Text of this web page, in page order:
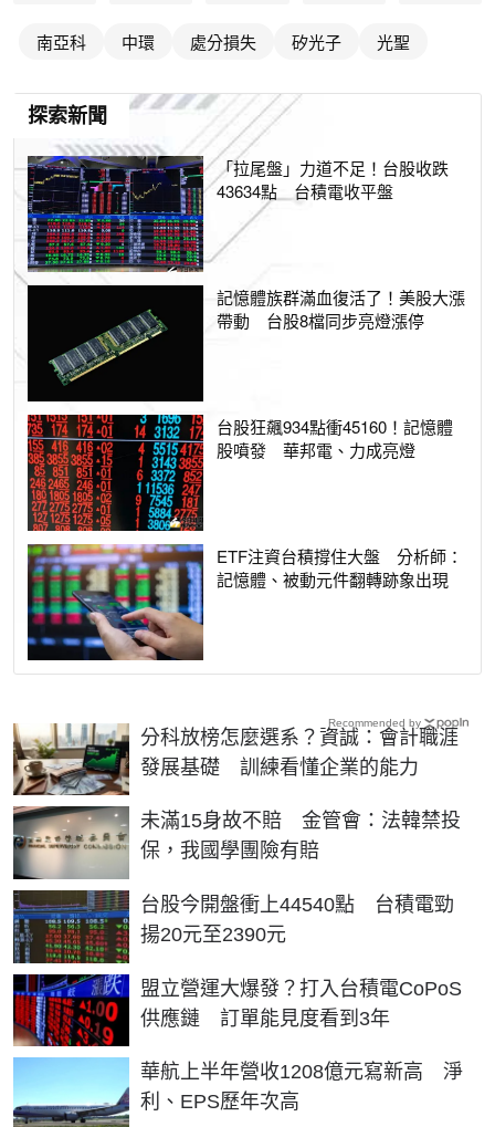
南亞科 中環 處分損失 矽光子 光聖
探索新聞
「拉尾盤」力道不足！台股收跌
43634點 台積電收平盤
記憶體族群滿血復活了！美股大漲
帶動 台股8檔同步亮燈漲停
台股狂飆934點衝45160！記憶體
股噴發 華邦電、力成亮燈
ETF注資台積撐住大盤 分析師：
記憶體、被動元件翻轉跡象出現
分科放榜怎麼選系？資誠：會計職涯
發展基礎 訓練看懂企業的能力
未滿15身故不賠 金管會：法韓禁投
保，我國學團險有賠
台股今開盤衝上44540點 台積電勁
揚20元至2390元
盟立營運大爆發？打入台積電CoPoS
供應鏈 訂單能見度看到3年
華航上半年營收1208億元寫新高 淨
利、EPS歷年次高
Recommended by